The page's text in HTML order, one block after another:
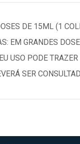
DE 15ML (1
EM GRANDES
USO PODE
SER